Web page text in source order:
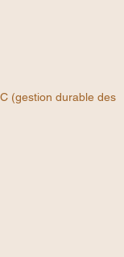
(gestion durable des